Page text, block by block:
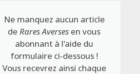
Ne manquez aucun article
deRares Averses en vous
abonnant à l'aide du
formulaire ci-dessous !
Vous recevrez ainsi chaque